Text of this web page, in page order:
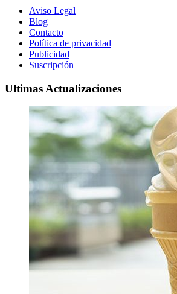
Aviso Legal
Blog
Contacto
Política de privacidad
Publicidad
Suscripción
Ultimas Actualizaciones